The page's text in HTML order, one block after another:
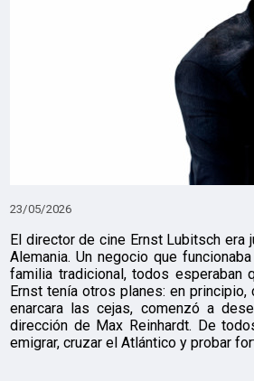
23/05/2026
El director de cine Ernst Lubitsch era
Alemania. Un negocio que
familia tradicional, todos esperaban
Ernst tenía otros planes: en
enarcara las cejas, comenzó a
dirección de Max Reinhardt. De
emigrar, cruzar el Atlántico y probar